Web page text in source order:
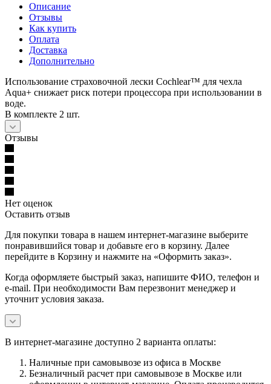
Описание
Отзывы
Как купить
Оплата
Доставка
Дополнительно
Использование страховочной лески Cochlear™ для чехла
Aqua+ снижает риск потери процессора при использовании в
воде.
В комплекте 2 шт.
Отзывы
Нет оценок
Оставить отзыв
Для покупки товара в нашем интернет-магазине выберите
понравившийся товар и добавьте его в корзину. Далее
перейдите в Корзину и нажмите на «Оформить заказ».
Когда оформляете быстрый заказ, напишите ФИО, телефон и
e-mail. При необходимости Вам перезвонит менеджер и
уточнит условия заказа.
В интернет-магазине доступно 2 варианта оплаты:
Наличные при самовывозе из офиса в Москве
Безналичный расчет при самовывозе в Москве или